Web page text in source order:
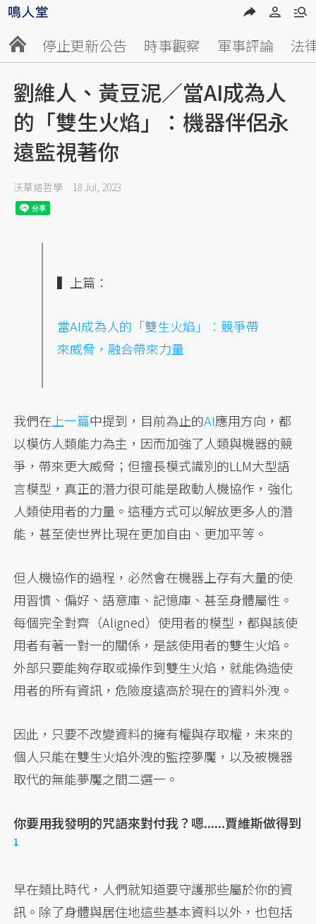
停止更新公告 時事觀察 軍事評論 法
劉維人、黃豆泥／當AI成為人
的「雙生火焰」：機器伴侶永
遠監視著你
沃草烙哲學 18 Jul, 2023
▍上篇：
當AI成為人的「雙生火焰」：競爭帶
來威脅，融合帶來力量
我們在 上一篇中提到，目前為止的AI應用方向，都
以模仿人類能力為主，因而加強了人類與機器的競
爭，帶來更大威脅；但擅長模式識別的LLM大型語
言模型，真正的潛力很可能是啟動人機協作，強化
人類使用者的力量。這種方式可以解放更多人的潛
能，甚至使世界比現在更加自由、更加平等。
但人機協作的過程，必然會在機器上存有大量的使
用習慣、偏好、語意庫、記憶庫、甚至身體屬性。
每個完全對齊（Aligned）使用者的模型，都與該使
用者有著一對一的關係，是該使用者的雙生火焰。
外部只要能夠存取或操作到雙生火焰，就能偽造使
用者的所有資訊，危險度遠高於現在的資料外洩。
因此，只要不改變資料的擁有權與存取權，未來的
個人只能在雙生火焰外洩的監控夢魘，以及被機器
取代的無能夢魘之間二選一。
你要用我發明的咒語來對付我？嗯......賈維斯做得到
1
早在類比時代，人們就知道要守護那些屬於你的資
訊。除了身體與居住地這些基本資料以外，也包括